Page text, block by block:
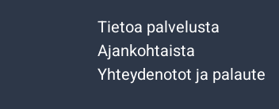
Tietoa palvelusta
Ajankohtaista
Yhteydenotot ja palaute